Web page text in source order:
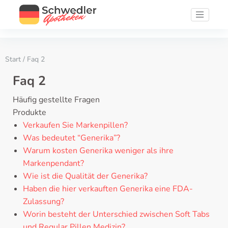
Start / Faq 2
Faq 2
Häufig gestellte Fragen
Produkte
Verkaufen Sie Markenpillen?
Was bedeutet “Generika”?
Warum kosten Generika weniger als ihre
Markenpendant?
Wie ist die Qualität der Generika?
Haben die hier verkauften Generika eine FDA-
Zulassung?
Worin besteht der Unterschied zwischen Soft Tabs